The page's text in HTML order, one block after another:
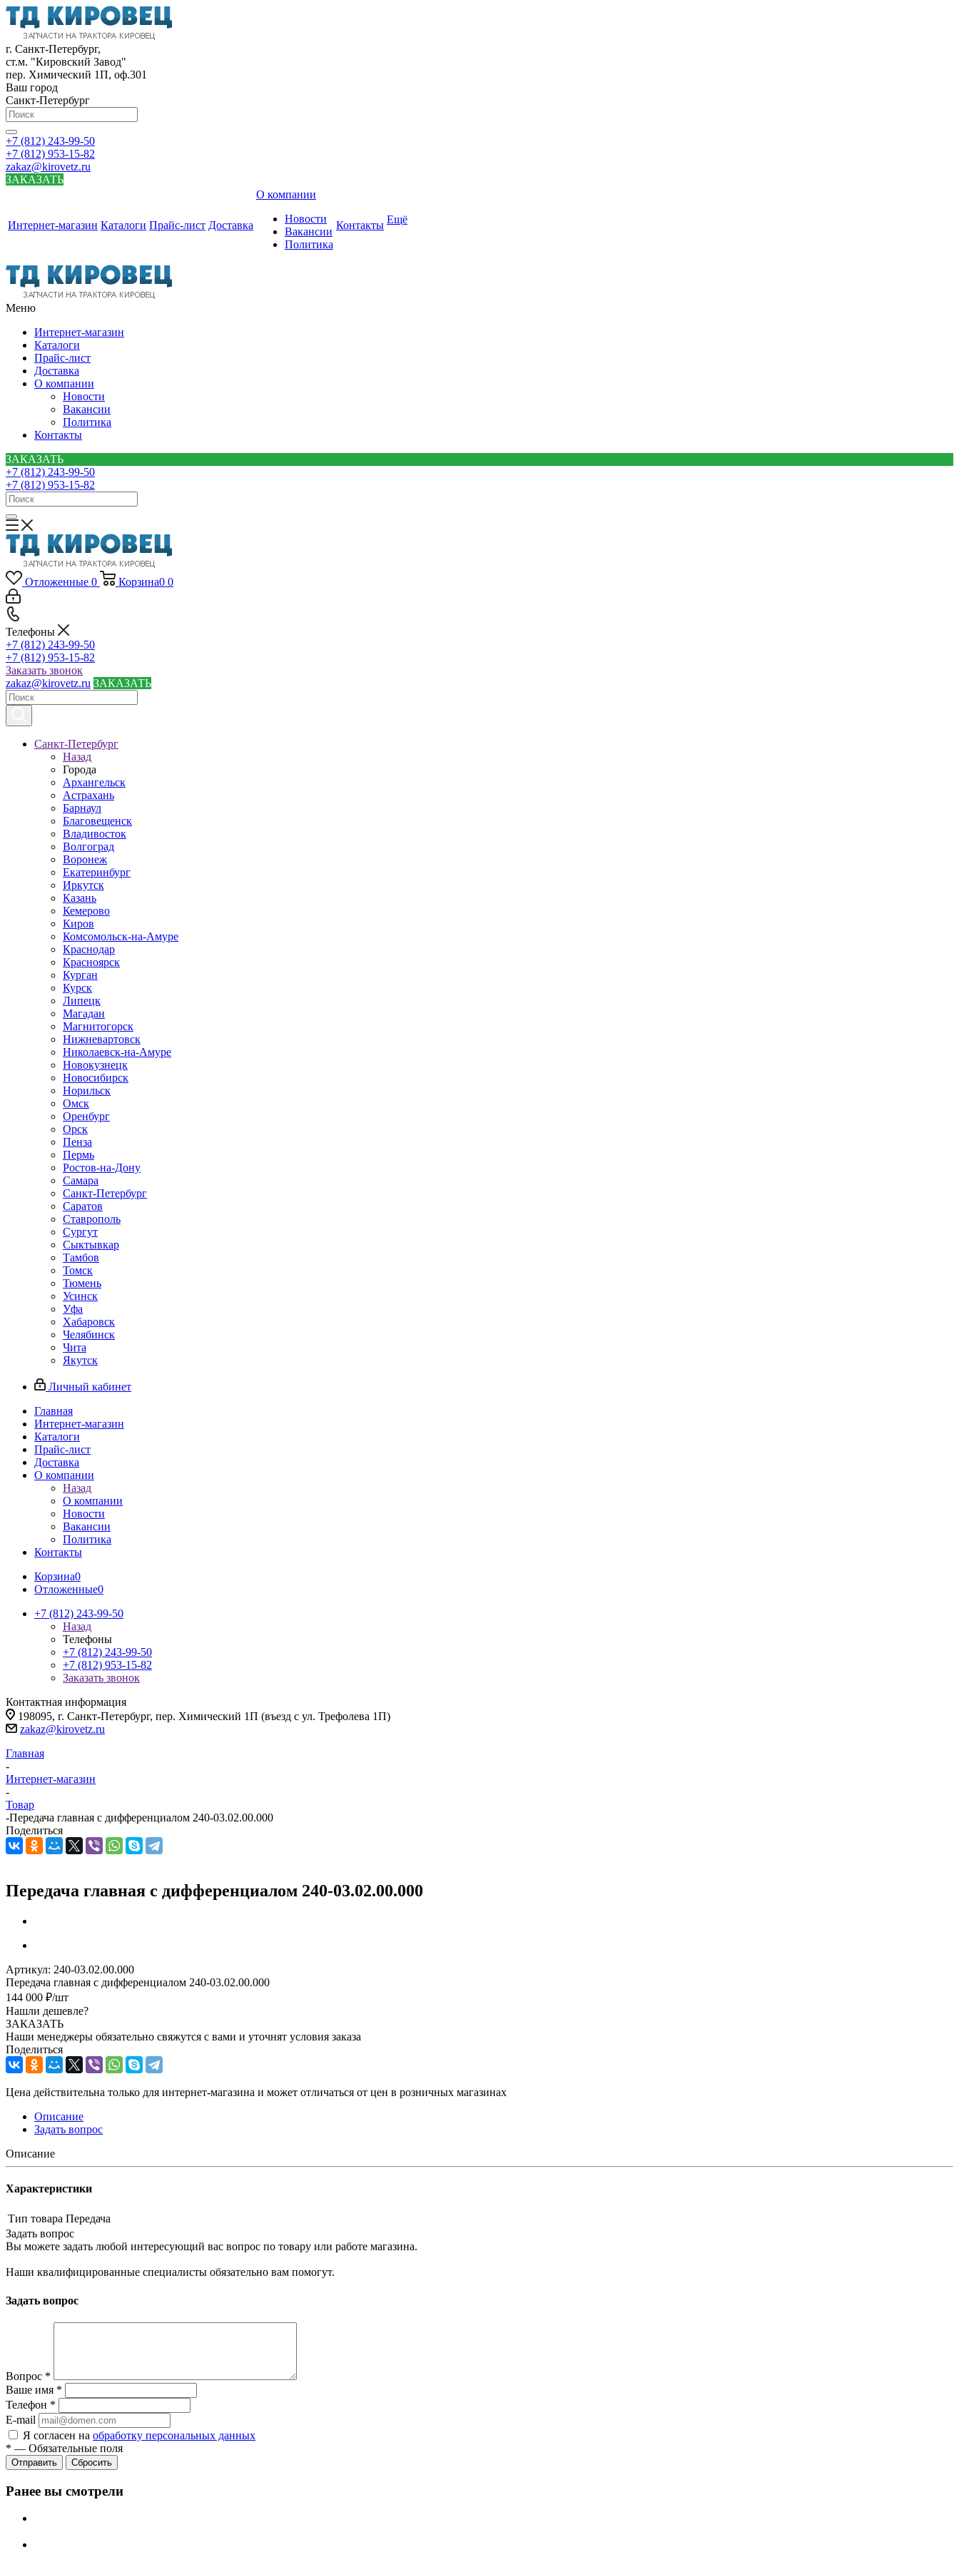
г. Санкт-Петербург,
ст.м. "Кировский Завод"
пер. Химический 1П, оф.301
Ваш город
Санкт-Петербург
+7 (812) 243-99-50
+7 (812) 953-15-82
zakaz@kirovetz.ru
ЗАКАЗАТЬ
Интернет-магазин Каталоги Прайс-лист Доставка
О компании
Новости
Вакансии
Политика
Контакты Ещё
Меню
Интернет-магазин
Каталоги
Прайс-лист
Доставка
О компании
Новости
Вакансии
Политика
Контакты
ЗАКАЗАТЬ
+7 (812) 243-99-50
+7 (812) 953-15-82
Отложенные 0 Корзина0 0
Телефоны
+7 (812) 243-99-50
+7 (812) 953-15-82
Заказать звонок
zakaz@kirovetz.ru ЗАКАЗАТЬ
Санкт-Петербург
Назад
Города
Архангельск
Астрахань
Барнаул
Благовещенск
Владивосток
Волгоград
Воронеж
Екатеринбург
Иркутск
Казань
Кемерово
Киров
Комсомольск-на-Амуре
Краснодар
Красноярск
Курган
Курск
Липецк
Магадан
Магнитогорск
Нижневартовск
Николаевск-на-Амуре
Новокузнецк
Новосибирск
Норильск
Омск
Оренбург
Орск
Пенза
Пермь
Ростов-на-Дону
Самара
Санкт-Петербург
Саратов
Ставрополь
Сургут
Сыктывкар
Тамбов
Томск
Тюмень
Усинск
Уфа
Хабаровск
Челябинск
Чита
Якутск
Личный кабинет
Главная
Интернет-магазин
Каталоги
Прайс-лист
Доставка
О компании
Назад
О компании
Новости
Вакансии
Политика
Контакты
Корзина0
Отложенные0
+7 (812) 243-99-50
Назад
Телефоны
+7 (812) 243-99-50
+7 (812) 953-15-82
Заказать звонок
Контактная информация
198095, г. Санкт-Петербург, пер. Химический 1П (въезд с ул. Трефолева 1П)
zakaz@kirovetz.ru
Главная
-
Интернет-магазин
-
Товар
-Передача главная с дифференциалом 240-03.02.00.000
Поделиться
Передача главная с дифференциалом 240-03.02.00.000
Артикул: 240-03.02.00.000
Передача главная с дифференциалом 240-03.02.00.000
144 000 ₽/шт
Нашли дешевле?
ЗАКАЗАТЬ
Наши менеджеры обязательно свяжутся с вами и уточнят условия заказа
Поделиться
Цена действительна только для интернет-магазина и может отличаться от цен в розничных магазинах
Описание
Задать вопрос
Описание
Характеристики
Тип товара Передача
Задать вопрос
Вы можете задать любой интересующий вас вопрос по товару или работе магазина.
Наши квалифицированные специалисты обязательно вам помогут.
Задать вопрос
Вопрос *
Ваше имя *
Телефон *
E-mail
Я согласен на обработку персональных данных
* — Обязательные поля
Сбросить
Ранее вы смотрели